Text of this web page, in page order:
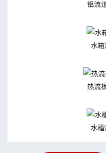
铝流
水箱
热流
水